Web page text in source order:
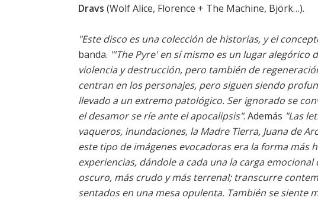
Dravs (Wolf Alice, Florence + The Machine, Björk…).
"Este disco es una colección de historias, y el
banda. "'The Pyre' en sí mismo es un lugar
violencia y destrucción, pero también de
centran en los personajes, pero siguen siendo
llevado a un extremo patológico. Ser ignorado se
el desamor se ríe ante el apocalipsis". Además "Las
vaqueros, inundaciones, la Madre Tierra, Juana de
este tipo de imágenes evocadoras era la forma más
experiencias, dándole a cada una la carga emocional
oscuro, más crudo y más terrenal; transcurre
sentados en una mesa opulenta. También se siente